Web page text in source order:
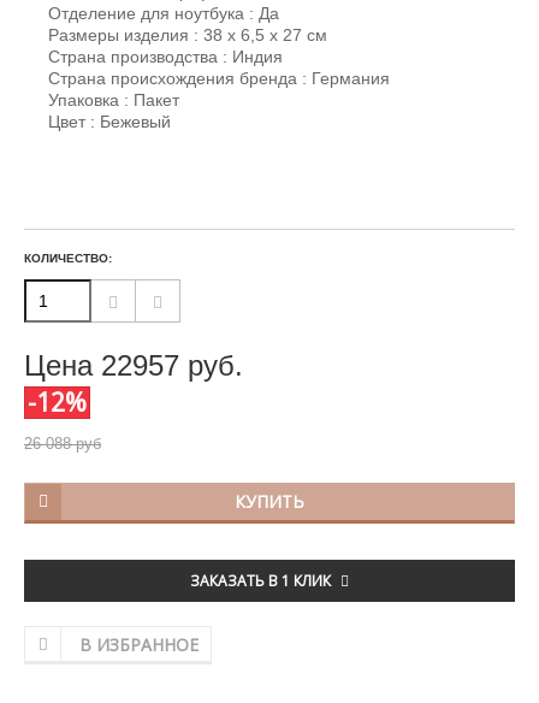
Отделение для ноутбука : Да
Размеры изделия : 38 х 6,5 х 27 см
Страна производства : Индия
Страна происхождения бренда : Германия
Упаковка : Пакет
Цвет : Бежевый
КОЛИЧЕСТВО:
Цена 22957 руб.
-12%
26 088 руб
КУПИТЬ
ЗАКАЗАТЬ В 1 КЛИК
В ИЗБРАННОЕ